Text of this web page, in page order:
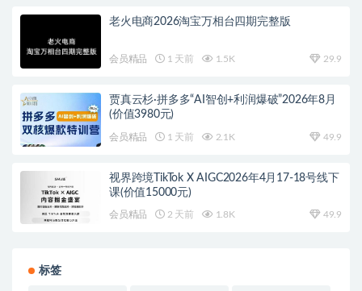
老火电商2026淘宝万相台四期完整版
会员精品 1 天前 1.5K 29.9
贾真云杉·拼多多“AI智创+利润爆破”2026年8月
(价值3980元)
会员精品 1 天前 2.1K 49.9
视界跨境TikTok X AIGC2026年4月17-18号线下
课(价值15000元)
会员精品 2 天前 1.8K 49.9
标签